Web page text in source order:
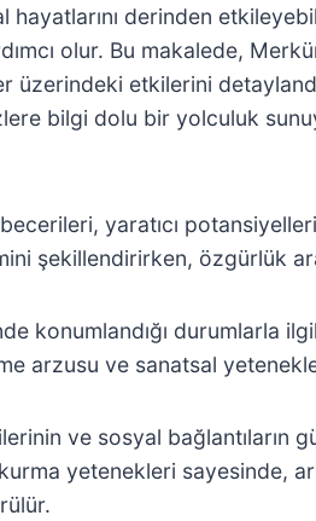
derinden
olur. Bu makalede,
etkilerini
bilgi dolu bir yolculuk
yaratıcı
şekillendirirken, özgürlük
konumlandığı durumlarla
arzusu ve sanatsal
ve sosyal bağlantıların
yetenekleri sayesinde,